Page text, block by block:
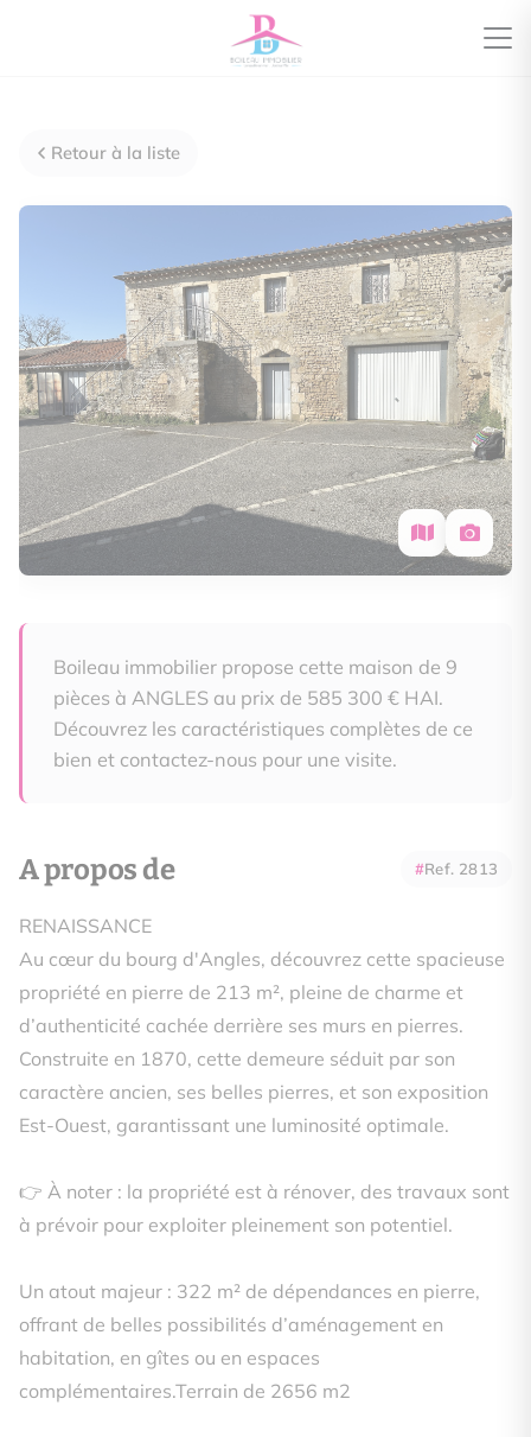
Retour à la liste
Boileau immobilier propose cette maison de 9
pièces à ANGLES au prix de 585 300 € HAI.
Découvrez les caractéristiques complètes de ce
bien et contactez-nous pour une visite.
A propos de Ref. 2813
RENAISSANCE
Au cœur du bourg d'Angles, découvrez cette spacieuse
propriété en pierre de 213 m², pleine de charme et
d’authenticité cachée derrière ses murs en pierres.
Construite en 1870, cette demeure séduit par son
caractère ancien, ses belles pierres, et son exposition
Est-Ouest, garantissant une luminosité optimale.
👉 À noter : la propriété est à rénover, des travaux sont
à prévoir pour exploiter pleinement son potentiel.
Un atout majeur : 322 m² de dépendances en pierre,
offrant de belles possibilités d’aménagement en
habitation, en gîtes ou en espaces
complémentaires.Terrain de 2656 m2